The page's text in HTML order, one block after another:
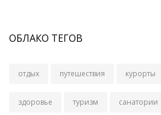
ОБЛАКО ТЕГОВ
отдых путешествия курорты
здоровье туризм санатории